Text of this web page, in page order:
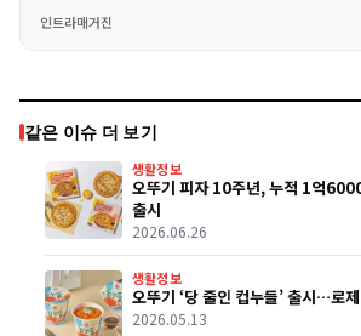
인트라매거진
같은 이슈 더 보기
생활정보
오뚜기 피자 10주년, 누적 1억
출시
2026.06.26
생활정보
오뚜기 ‘당 줄인 컵누들’ 출시…로
2026.05.13